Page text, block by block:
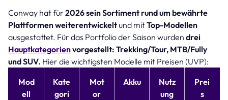
Conway hat für 2026 sein Sortiment rund um bewährte
Plattformen weiterentwickelt und mitTop-Modellen
ausgestattet. Für das Portfolio der Saison wurden drei
Hauptkategorienvorgestellt: Trekking/Tour, MTB/Fully
und SUV. Hier die wichtigsten Modelle mit Preisen (UVP):
Mod
ell
Kate
gori
Mot
or
Akku
Nutz
ung
Prei
s